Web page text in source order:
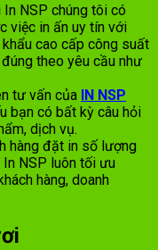
NSP chúng tôi có
việc in ấn uy tín với
cao cấp công suất
theo yêu cầu như
tư vấn của IN NSP
bạn có bất kỳ câu hỏi
dịch vụ.
hàng đặt in số lượng
In NSP luôn tối ưu
hàng, doanh